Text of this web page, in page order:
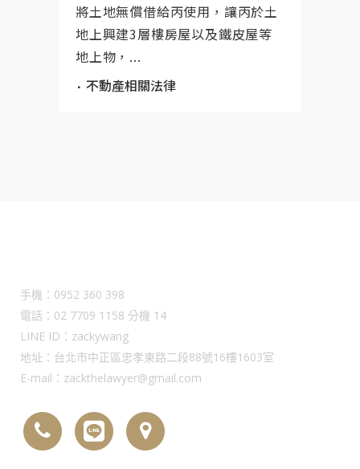
將土地無償借給丙使用，讓丙於土
地上興建3層樓房屋以及鐵皮屋等
地上物，...
不動產相關法律
手機：0952 360 398
電話：02 7709 1158 分機 14
LINE ID：zackywang
地址：台北市中正區忠孝東路二段88號16樓1603室
E-mail：zackthelawyer@gmail.com